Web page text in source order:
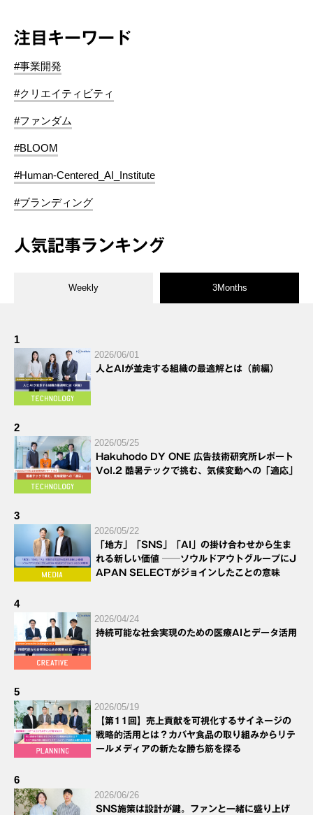
注目キーワード
#事業開発
#クリエイティビティ
#ファンダム
#BLOOM
#Human-Centered_AI_Institute
#ブランディング
人気記事ランキング
Weekly 3Months
1
2026/06/01
人とAIが並走する組織の最適解とは（前編）
2
2026/05/25
Hakuhodo DY ONE 広告技術研究所レポート
Vol.2 酷暑テックで挑む、気候変動への「適応」
3
2026/05/22
「地方」「SNS」「AI」の掛け合わせから生ま
れる新しい価値 ──ソウルドアウトグループにJ
APAN SELECTがジョインしたことの意味
4
2026/04/24
持続可能な社会実現のための医療AIとデータ活用
5
2026/05/19
【第11回】売上貢献を可視化するサイネージの
戦略的活用とは？カバヤ食品の取り組みからリテ
ールメディアの新たな勝ち筋を探る
6
2026/06/26
SNS施策は設計が鍵。ファンと一緒に盛り上げ